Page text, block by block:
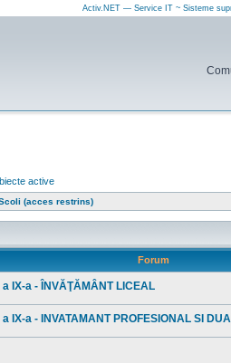
Activ.NET — Service IT ~ Sisteme
active
(acces restrins)
Forum
IX-a - ÎNVĂŢĂMÂNT LICEAL
IX-a - INVATAMANT PROFESIONAL SI